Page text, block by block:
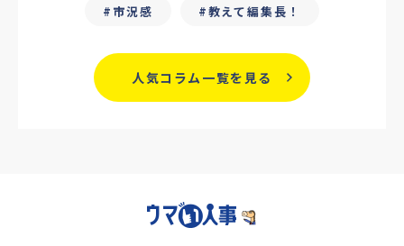
#人材の見極め方 #面接評価シート
#戦略人事 #業界別
#働き方改革 #労務 #リーダーシップ
#GPA #学歴フィルター
市況感 教えて編集長！
人気コラム一覧を見る